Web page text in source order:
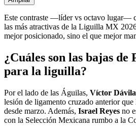
Este contraste —líder vs octavo lugar—
las más atractivas de la Liguilla MX
mejor posicionado, sino el que mejor
¿Cuáles son las bajas de
para la liguilla?
Por el lado de las Águilas, Víctor Dávila
lesión de ligamento cruzado anterior que
desde marzo. Además, Israel Reyes no
con la Selección Mexicana rumbo a la